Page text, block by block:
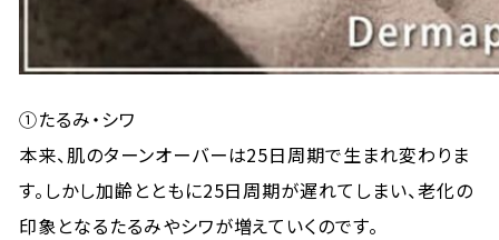
①たるみ・シワ
本来、肌のターンオーバーは25日周期で生まれ変わりま
す。しかし加齢とともに25日周期が遅れてしまい、老化の
印象となるたるみやシワが増えていくのです。